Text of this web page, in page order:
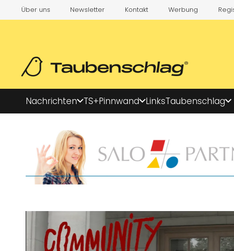
Über uns Newsletter Kontakt Werbung
Nachrichten TS+Pinnwand LinksTaubenschlag